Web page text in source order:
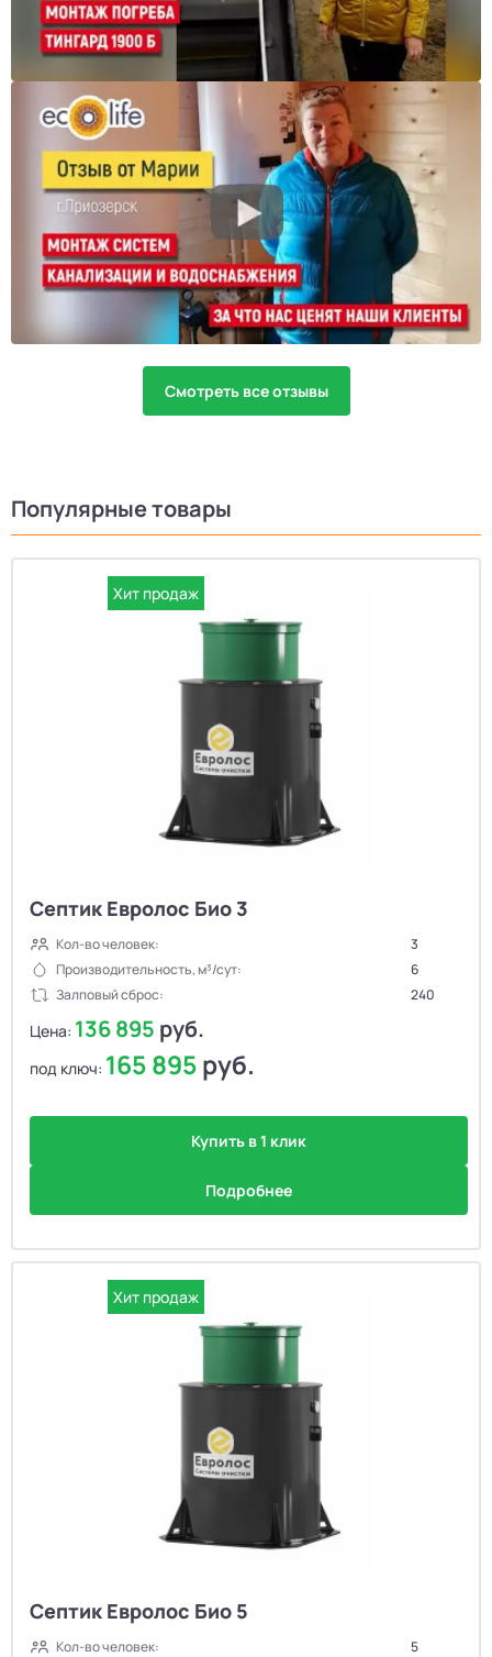
Смотреть все отзывы
Популярные товары
Хит продаж
Септик Евролос Био 3
Кол-во человек:
3
Производительность, м³/сут:
6
Залповый сброс:
240
Цена: 136 895 руб.
под ключ: 165 895руб.
Купить в 1 клик
Подробнее
Хит продаж
Септик Евролос Био 5
Кол-во человек:
5